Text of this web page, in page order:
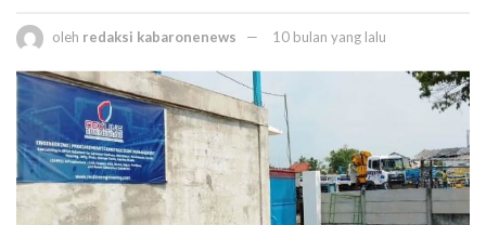
oleh redaksi kabaronenews 10 bulan yang lalu